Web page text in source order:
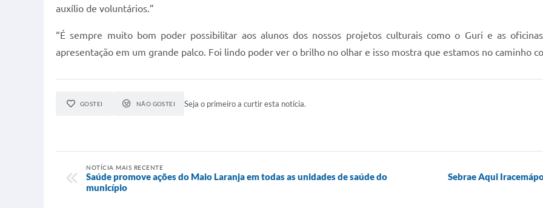
auxílio de voluntários.”
“É sempre muito bom poder possibilitar aos alunos dos nossos projetos culturais como o Guri e as
apresentação em um grande palco. Foi lindo poder ver o brilho no olhar e isso mostra que estamos no caminho
GOSTEI NÃO GOSTEI Seja o primeiro a curtir esta notícia.
NOTÍCIA MAIS RECENTE
Saúde promove ações do Maio Laranja em todas as unidades de saúde do
município
Sebrae Aqui